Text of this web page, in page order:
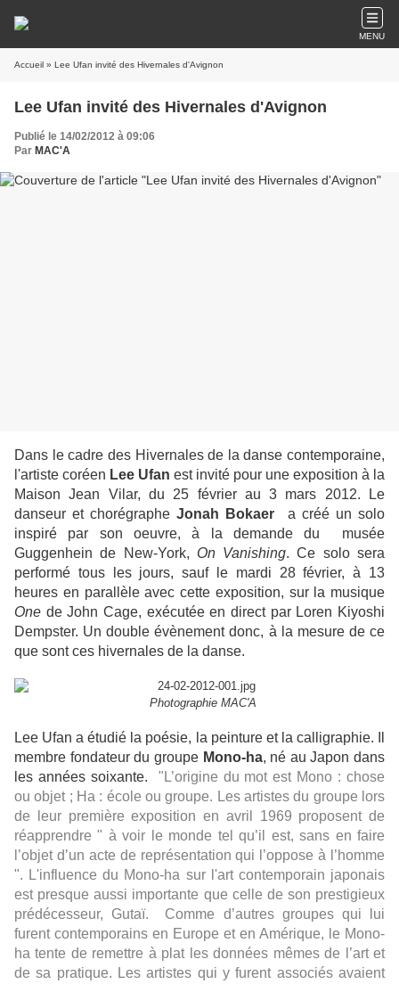
MENU
Accueil » Lee Ufan invité des Hivernales d'Avignon
Lee Ufan invité des Hivernales d'Avignon
Publié le 14/02/2012 à 09:06
Par MAC'A
Dans le cadre des Hivernales de la danse contemporaine,
l'artiste coréen Lee Ufan est invité pour une exposition à la
Maison Jean Vilar, du 25 février au 3 mars 2012. Le
danseur et chorégrapheJonah Bokaer
a créé un solo
inspiré par son oeuvre, à la demande du musée
Guggenhein de New-York, On Vanishing. Ce solo sera
performé tous les jours, sauf le mardi 28 février, à 13
heures en parallèle avec cette exposition, sur la musique
One de John Cage, exécutée en direct par Loren Kiyoshi
Dempster. Un double évènement donc, à la mesure de ce
que sont ces hivernales de la danse.
Photographie MAC'A
Lee Ufan a étudié la poésie, la peinture et la calligraphie. Il
membre fondateur du groupe Mono-ha, né au Japon dans
les années soixante. " L’origine du mot est Mono : chose
ou objet ; Ha : école ou groupe. Les artistes du groupe lors
de leur première exposition en avril 1969 proposent de
réapprendre " à voir le monde tel qu’il est, sans en faire
l’objet d’un acte de représentation qui l’oppose à l’homme
". L'influence du Mono-ha sur l'art contemporain japonais
est presque aussi importante que celle de son prestigieux
prédécesseur, Gutaï. Comme d’autres groupes qui lui
furent contemporains en Europe et en Amérique, le Mono-
ha tente de remettre à plat les données mêmes de l’art et
de sa pratique. Les artistes qui y furent associés avaient